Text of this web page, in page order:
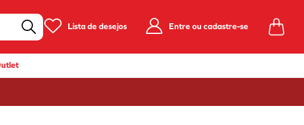
Lista de desejos Entre ou cadastre-se